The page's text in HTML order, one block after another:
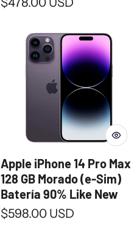
Apple iPhone 14 Pro Max
128 GB Morado (e-Sim)
Batería 90% Like New
Precio normal
$598.00 USD